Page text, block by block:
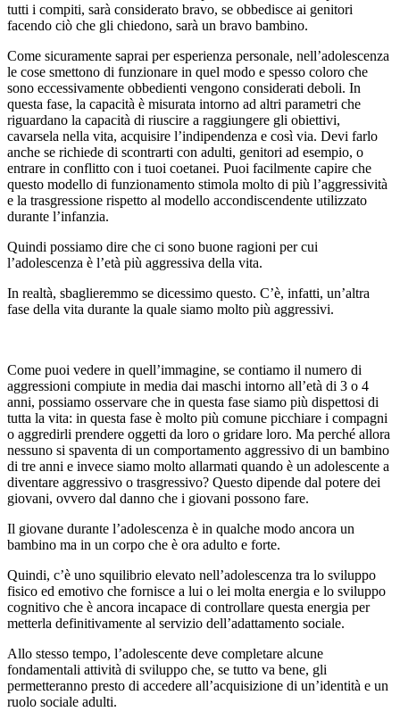
tutti i compiti, sarà considerato bravo, se obbedisce ai genitori
facendo ciò che gli chiedono, sarà un bravo bambino.
Come sicuramente saprai per esperienza personale, nell’adolescenza
le cose smettono di funzionare in quel modo e spesso coloro che
sono eccessivamente obbedienti vengono considerati deboli. In
questa fase, la capacità è misurata intorno ad altri parametri che
riguardano la capacità di riuscire a raggiungere gli obiettivi,
cavarsela nella vita, acquisire l’indipendenza e così via. Devi farlo
anche se richiede di scontrarti con adulti, genitori ad esempio, o
entrare in conflitto con i tuoi coetanei. Puoi facilmente capire che
questo modello di funzionamento stimola molto di più l’aggressività
e la trasgressione rispetto al modello accondiscendente utilizzato
durante l’infanzia.
Quindi possiamo dire che ci sono buone ragioni per cui
l’adolescenza è l’età più aggressiva della vita.
In realtà, sbaglieremmo se dicessimo questo. C’è, infatti, un’altra
fase della vita durante la quale siamo molto più aggressivi.
Come puoi vedere in quell’immagine, se contiamo il numero di
aggressioni compiute in media dai maschi intorno all’età di 3 o 4
anni, possiamo osservare che in questa fase siamo più dispettosi di
tutta la vita: in questa fase è molto più comune picchiare i compagni
o aggredirli prendere oggetti da loro o gridare loro. Ma perché allora
nessuno si spaventa di un comportamento aggressivo di un bambino
di tre anni e invece siamo molto allarmati quando è un adolescente a
diventare aggressivo o trasgressivo? Questo dipende dal potere dei
giovani, ovvero dal danno che i giovani possono fare.
Il giovane durante l’adolescenza è in qualche modo ancora un
bambino ma in un corpo che è ora adulto e forte.
Quindi, c’è uno squilibrio elevato nell’adolescenza tra lo sviluppo
fisico ed emotivo che fornisce a lui o lei molta energia e lo sviluppo
cognitivo che è ancora incapace di controllare questa energia per
metterla definitivamente al servizio dell’adattamento sociale.
Allo stesso tempo, l’adolescente deve completare alcune
fondamentali attività di sviluppo che, se tutto va bene, gli
permetteranno presto di accedere all’acquisizione di un’identità e un
ruolo sociale adulti.